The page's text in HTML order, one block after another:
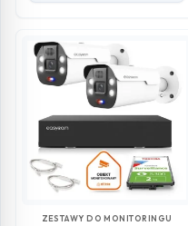
ZESTAWY DO MONITORINGU